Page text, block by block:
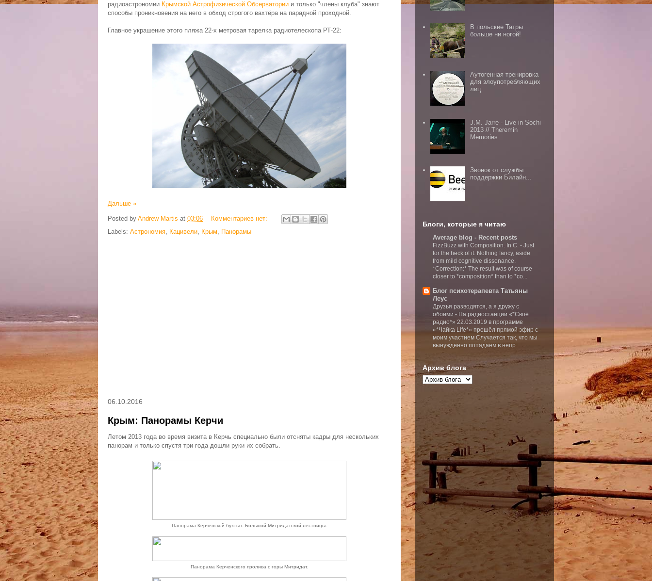
радиоастрономии Крымской Астрофизической Обсерватории и только "члены клуба" знают
способы проникновения на него в обход строгого вахтёра на парадной проходной.
Главное украшение этого пляжа 22-х метровая тарелка радиотелескопа РТ-22:
Дальше »
Posted by Andrew Martis at 03:06
Комментариев нет:
Labels: Астрономия, Кацивели, Крым, Панорамы
06.10.2016
Крым: Панорамы Керчи
Летом 2013 года во время визита в Керчь специально были отсняты кадры для нескольких
панорам и только спустя три года дошли руки их собрать.
Панорама Керченской бухты с Большой Митридатcкой лестницы.
Панорама Керченского пролива с горы Митридат.
В польские Татры
больше ни ногой!
Аутогенная тренировка
для злоупотребляющих
лиц
J.M. Jarre - Live in Sochi
2013 // Theremin
Memories
Звонок от службы
поддержки Билайн...
Блоги, которые я читаю
Average blog - Recent posts
FizzBuzz with Composition. In C. - Just
for the heck of it. Nothing fancy, aside
from mild cognitive dissonance.
*Correction:* The result was of course
closer to *composition* than to *co...
Блог психотерапевта Татьяны
Леус
Друзья разводятся, а я дружу с
обоими - На радиостанции «*Своё
радио*» 22.03.2019 в программе
«*Чайка Life*» прошёл прямой эфир с
моим участием Случается так, что мы
вынужденно попадаем в непр...
Архив блога